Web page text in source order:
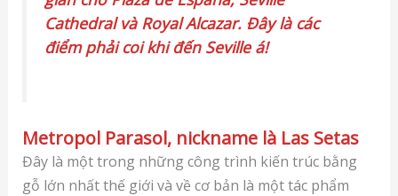
Cathedral và Royal Alcazar. Đây là các
điểm phải coi khi đến Seville á!
Metropol Parasol, nickname là Las Setas
Đây là một trong những công trình kiến trúc bằng
gỗ lớn nhất thế giới và về cơ bản là một tác phẩm